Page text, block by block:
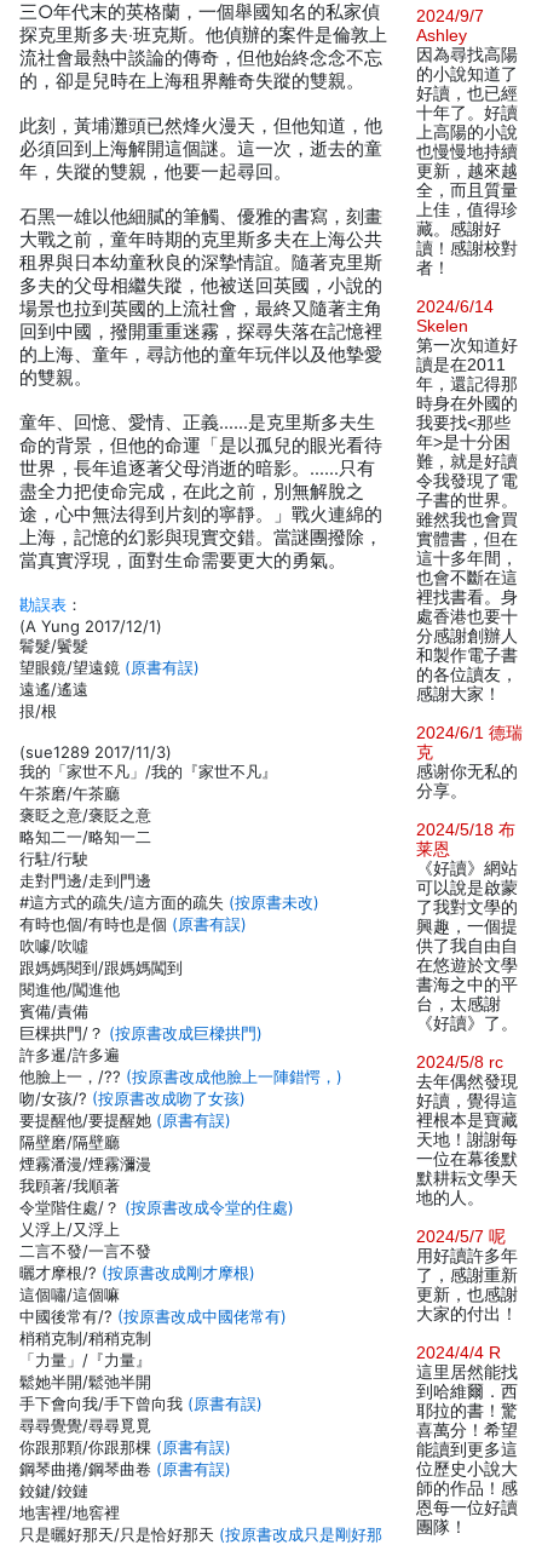
三○年代末的英格蘭，一個舉國知名的私家偵
探克里斯多夫‧班克斯。他偵辦的案件是倫敦上
流社會最熱中談論的傳奇，但他始終念念不忘
的，卻是兒時在上海租界離奇失蹤的雙親。
此刻，黃埔灘頭已然烽火漫天，但他知道，他
必須回到上海解開這個謎。這一次，逝去的童
年，失蹤的雙親，他要一起尋回。
石黑一雄以他細膩的筆觸、優雅的書寫，刻畫
大戰之前，童年時期的克里斯多夫在上海公共
租界與日本幼童秋良的深摯情誼。隨著克里斯
多夫的父母相繼失蹤，他被送回英國，小說的
場景也拉到英國的上流社會，最終又隨著主角
回到中國，撥開重重迷霧，探尋失落在記憶裡
的上海、童年，尋訪他的童年玩伴以及他摯愛
的雙親。
童年、回憶、愛情、正義……是克里斯多夫生
命的背景，但他的命運「是以孤兒的眼光看待
世界，長年追逐著父母消逝的暗影。……只有
盡全力把使命完成，在此之前，別無解脫之
途，心中無法得到片刻的寧靜。」戰火連綿的
上海，記憶的幻影與現實交錯。當謎團撥除，
當真實浮現，面對生命需要更大的勇氣。
勘誤表 ：
(A Yung 2017/12/1)
鬌髮/鬢髮
望眼鏡/望遠鏡 (原書有誤)
遠遙/遙遠
拫/根
(sue1289 2017/11/3)
我的「家世不凡」/我的『家世不凡』
午茶磨/午茶廳
褒眨之意/褒貶之意
略知二一/略知一二
行駐/行駛
走對門邊/走到門邊
#這方式的疏失/這方面的疏失 (按原書未改)
有時也個/有時也是個 (原書有誤)
吹噱/吹噓
跟媽媽閱到/跟媽媽闖到
閱進他/闖進他
賓備/責備
巨棵拱門/？ (按原書改成巨樑拱門)
許多暹/許多遍
他臉上一，/?? (按原書改成他臉上一陣錯愕，)
吻/女孩/? (按原書改成吻了女孩)
要提醒他/要提醒她 (原書有誤)
隔壁磨/隔壁廳
煙霧潘漫/煙霧瀰漫
我頋著/我順著
令堂階住處/？ (按原書改成令堂的住處)
乂浮上/又浮上
二言不發/一言不發
曬才摩根/? (按原書改成剛才摩根)
這個嘯/這個嘛
中國後常有/? (按原書改成中國佬常有)
梢稍克制/稍稍克制
「力量」/『力量』
鬆她半開/鬆弛半開
手下會向我/手下曾向我 (原書有誤)
尋尋覺覺/尋尋覓覓
你跟那顆/你跟那棵 (原書有誤)
鋼琴曲捲/鋼琴曲卷 (原書有誤)
鉸鍵/鉸鏈
地害裡/地窖裡
只是曬好那天/只是恰好那天 (按原書改成只是剛好那
2024/9/7
Ashley
因為尋找高陽
的小說知道了
好讀，也已經
十年了。好讀
上高陽的小說
也慢慢地持續
更新，越來越
全，而且質量
上佳，值得珍
藏。感謝好
讀！感謝校對
者！
2024/6/14
Skelen
第一次知道好
讀是在2011
年，還記得那
時身在外國的
我要找<那些
年>是十分困
難，就是好讀
令我發現了電
子書的世界。
雖然我也會買
實體書，但在
這十多年間，
也會不斷在這
裡找書看。身
處香港也要十
分感謝創辦人
和製作電子書
的各位讀友，
感謝大家！
2024/6/1 德瑞
克
感谢你无私的
分享。
2024/5/18 布
莱恩
《好讀》網站
可以說是啟蒙
了我對文學的
興趣，一個提
供了我自由自
在悠遊於文學
書海之中的平
台，太感謝
《好讀》了。
2024/5/8 rc
去年偶然發現
好讀，覺得這
裡根本是寶藏
天地！謝謝每
一位在幕後默
默耕耘文學天
地的人。
2024/5/7 呢
用好讀許多年
了，感謝重新
更新，也感謝
大家的付出！
2024/4/4 R
這里居然能找
到哈維爾．西
耶拉的書！驚
喜萬分！希望
能讀到更多這
位歷史小說大
師的作品！感
恩每一位好讀
團隊！